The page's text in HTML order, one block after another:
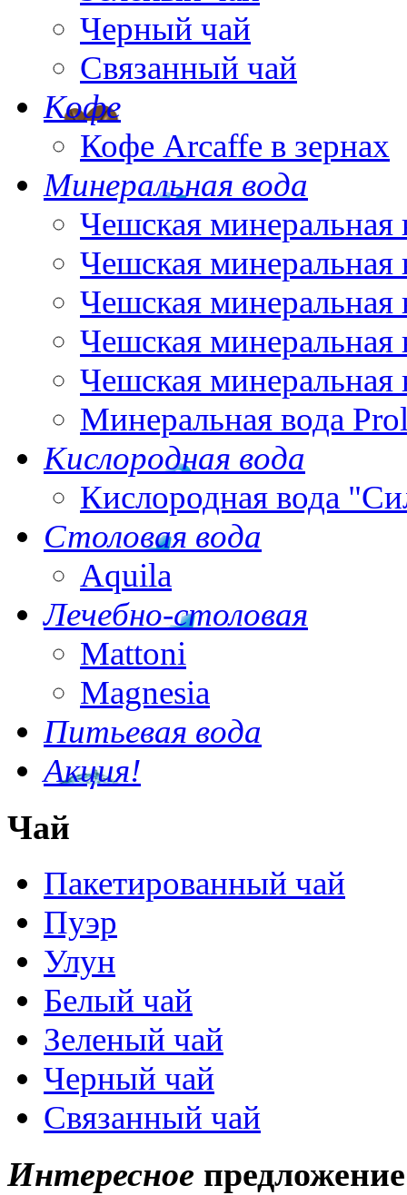
Черный чай
Связанный чай
Кофе
Кофе Arcaffe в зернах
Минеральная вода
Чешская минеральная
Чешская минеральная
Чешская минеральная
Чешская минеральная
Чешская минеральная
Минеральная вода
Кислородная вода
Кислородная вода
Столовая вода
Aquila
Лечебно-столовая
Mattoni
Magnesia
Питьевая вода
Акция!
Чай
Пакетированный чай
Пуэр
Улун
Белый чай
Зеленый чай
Черный чай
Связанный чай
Интересное предложение